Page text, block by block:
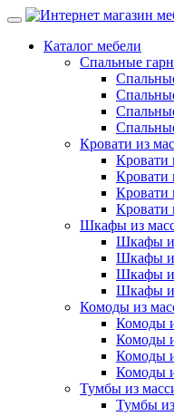
Каталог мебели
Спальные
Кровати из
Кровати
Кровати
Кровати
Кровати
Шкафы из
Шкафы
Шкафы
Шкафы
Шкафы
Комоды из
Комоды
Комоды
Комоды
Комоды
Тумбы из
Тумбы